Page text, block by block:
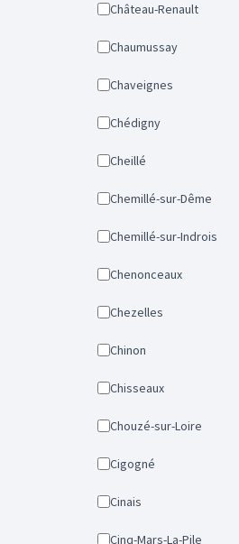
Château-Renault
Chaumussay
Chaveignes
Chédigny
Cheillé
Chemillé-sur-Dême
Chemillé-sur-Indrois
Chenonceaux
Chezelles
Chinon
Chisseaux
Chouzé-sur-Loire
Cigogné
Cinais
Cinq-Mars-La-Pile